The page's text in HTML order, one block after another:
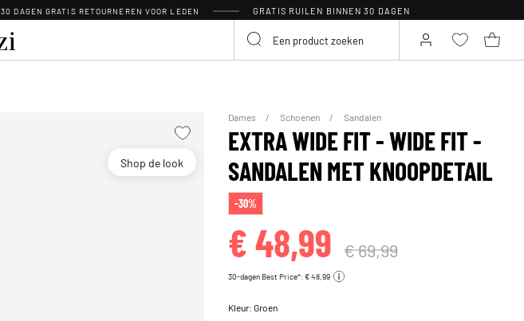
30 DAGEN GRATIS RETOURNEREN VOOR LEDEN GRATIS RUILEN BINNEN 30 DAGEN
Shop de look
Dames Schoenen Sandalen
EXTRA WIDE FIT - WIDE FIT -
SANDALEN MET KNOOPDETAIL
-30%
€ 48,99 € 69,99
30-dagen Best Price*: € 48,99
Kleur:Groen